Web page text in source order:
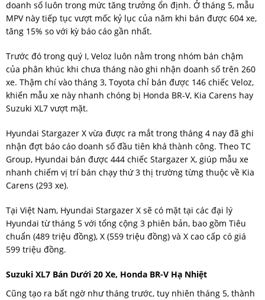
doanh số luôn trong mức tăng trưởng ổn định. Ở tháng 5, mẫu
MPV này tiếp tục vượt mốc kỷ lục của năm khi bán được 604 xe,
tăng 15% so với kỳ báo cáo gần nhất.
Trước đó trong quý I, Veloz luôn nằm trong nhóm bán chậm
của phân khúc khi chưa tháng nào ghi nhận doanh số trên 260
xe. Thậm chí vào tháng 3, Toyota chỉ bán được 146 chiếc Veloz,
khiến mẫu xe này nhanh chóng bị Honda BR-V, Kia Carens hay
Suzuki XL7 vượt mặt.
Hyundai Stargazer X vừa được ra mắt trong tháng 4 nay đã ghi
nhận đợt báo cáo doanh số đầu tiên khá thành công. Theo TC
Group, Hyundai bán được 444 chiếc Stargazer X, giúp mẫu xe
nhanh chiếm vị trí bán chạy thứ 3 thị trường từng thuộc về Kia
Carens (293 xe).
Tại Việt Nam, Hyundai Stargazer X sẽ có mặt tại các đại lý
Hyundai từ tháng 5 với tổng cộng 3 phiên bản, bao gồm Tiêu
chuẩn (489 triệu đồng), X (559 triệu đồng) và X cao cấp có giá
599 triệu đồng.
Suzuki XL7 Bán Dưới 20 Xe, Honda BR-V Hạ Nhiệt
Cũng tạo ra bất ngờ như tháng trước, tuy nhiên tháng 5, thành